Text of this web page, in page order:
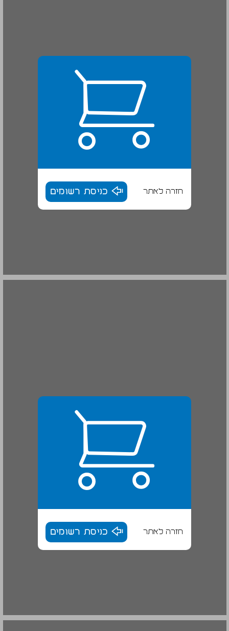
חזרה לאתר כניסת רשומים
תולדות מאה שערים ... 17
חזרה לאתר כניסת רשומים